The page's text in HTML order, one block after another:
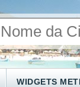
WIDGETS